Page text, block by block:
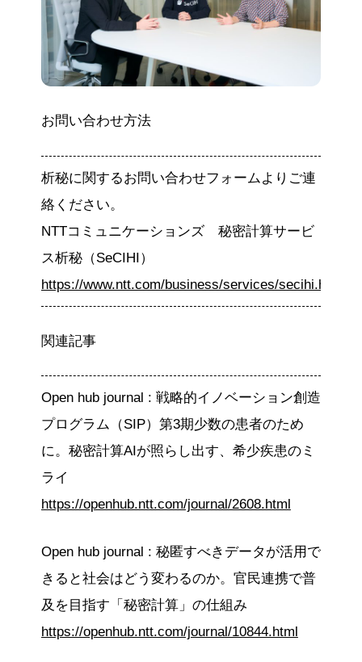
お問い合わせ方法
析秘に関するお問い合わせフォームよりご連
絡ください。
NTTコミュニケーションズ 秘密計算サービ
ス析秘（SeCIHI）
https://www.ntt.com/business/services/secihi.html
関連記事
Open hub journal : 戦略的イノベーション創造
プログラム（SIP）第3期少数の患者のため
に。秘密計算AIが照らし出す、希少疾患のミ
ライ
https://openhub.ntt.com/journal/2608.html
Open hub journal : 秘匿すべきデータが活用で
きると社会はどう変わるのか。官民連携で普
及を目指す「秘密計算」の仕組み
https://openhub.ntt.com/journal/10844.html